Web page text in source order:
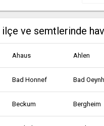
ve semtlerinde
Ahaus Ahlen
Bad Honnef
Beckum Bergheim